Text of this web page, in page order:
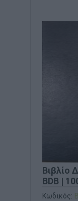
Βιβλίο
BDB |
Κωδικός: